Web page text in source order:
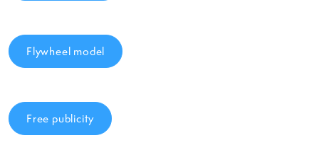
Flywheel model
Free publicity